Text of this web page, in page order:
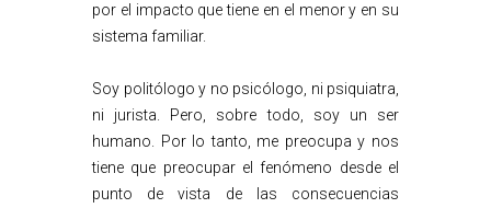
por el impacto que tiene en el menor y en su
sistema familiar.
Soy politólogo y no psicólogo, ni psiquiatra,
ni jurista. Pero, sobre todo, soy un ser
humano. Por lo tanto, me preocupa y nos
tiene que preocupar el fenómeno desde el
punto de vista de las consecuencias